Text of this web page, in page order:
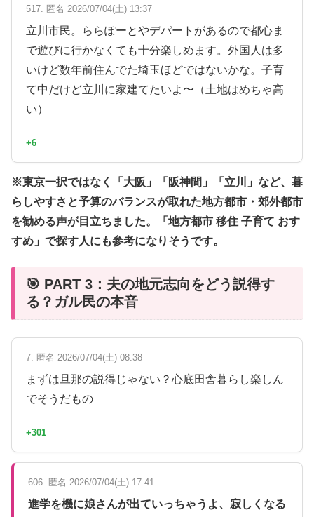
517. 匿名 2026/07/04(土) 13:37
立川市民。ららぽーとやデパートがあるので都心ま
で遊びに行かなくても十分楽しめます。外国人は多
いけど数年前住んでた埼玉ほどではないかな。子育
て中だけど立川に家建てたいよ〜（土地はめちゃ高
い）
+6
※東京一択ではなく「大阪」「阪神間」「立川」など、暮
らしやすさと予算のバランスが取れた地方都市・郊外都市
を勧める声が目立ちました。「地方都市 移住 子育て おす
すめ」で探す人にも参考になりそうです。
🎯 PART 3：夫の地元志向をどう説得す
る？ガル民の本音
7. 匿名 2026/07/04(土) 08:38
まずは旦那の説得じゃない？心底田舎暮らし楽しん
でそうだもの
+301
606. 匿名 2026/07/04(土) 17:41
進学を機に娘さんが出ていっちゃうよ、寂しくなる